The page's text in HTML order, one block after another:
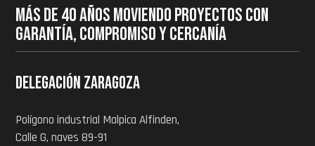
MÁS DE 40 AÑOS MOVIENDO PROYECTOS CON
GARANTÍA, COMPROMISO Y CERCANÍA
Delegación zaragoza
Polígono industrial Malpica Alfinden,
Calle G, naves 89-91